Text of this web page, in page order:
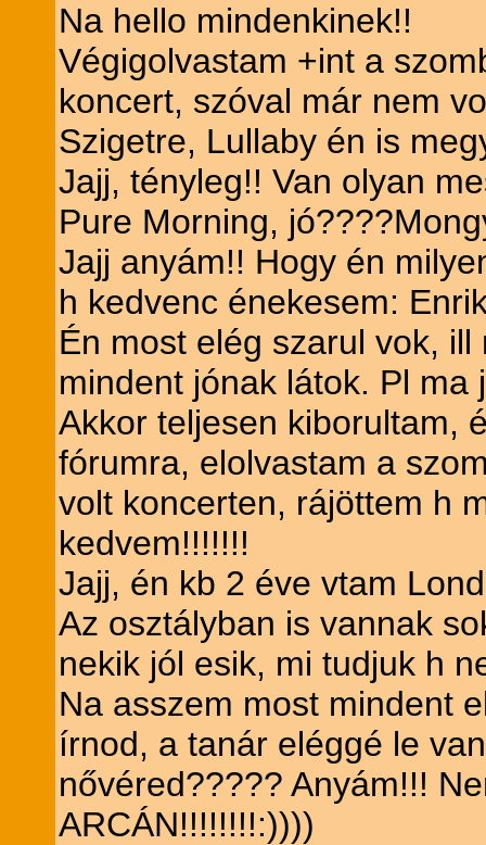
Na hello mindenkinek!!
Végigolvastam +int a
koncert, szóval már nem
Szigetre, Lullaby én is
Jajj, tényleg!! Van olyan
Pure Morning,
Jajj anyám!! Hogy én
h kedvenc énekesem:
Én most elég szarul vok,
mindent jónak látok. Pl
Akkor teljesen kiborultam,
fórumra, elolvastam a
volt koncerten, rájöttem h
kedvem!!!!!!!
Jajj, én kb 2 éve vtam
Az osztályban is vannak
nekik jól esik, mi tudjuk h
Na asszem most mindent
írnod, a tanár eléggé le
nővéred????? Anyám!!!
ARCÁN!!!!!!!!:))))